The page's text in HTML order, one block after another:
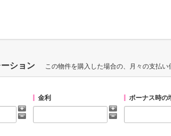
ション この物件を購入した場合の、月々の支払
金利 ボーナス時の